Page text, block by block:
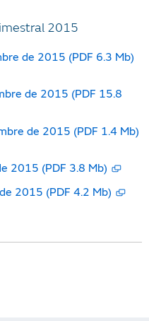
2015
de 2015 (PDF 6.3 Mb)
de 2015 (PDF 15.8
de 2015 (PDF 1.4 Mb)
2015 (PDF 3.8 Mb)
2015 (PDF 4.2 Mb)